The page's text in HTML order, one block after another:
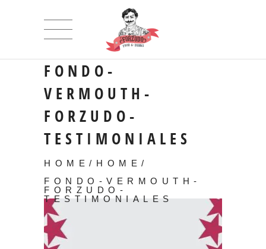
FONDO-
VERMOUTH-
FORZUDO-
TESTIMONIALES
HOME / HOME /
FONDO-VERMOUTH-
FORZUDO-
TESTIMONIALES